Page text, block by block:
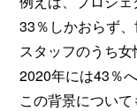
33％しかおらず
スタッフのうち
2020年には43％
この背景について